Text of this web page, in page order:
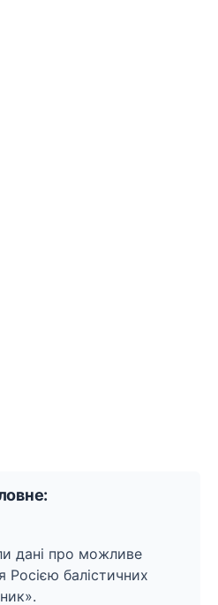
дані про можливе
Росією балістичних